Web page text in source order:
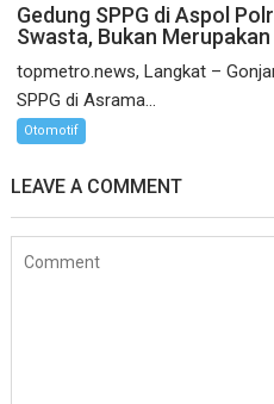
Gedung SPPG di Aspol
Swasta, Bukan
topmetro.news, Langkat –
SPPG di Asrama...
Otomotif
LEAVE A COMMENT